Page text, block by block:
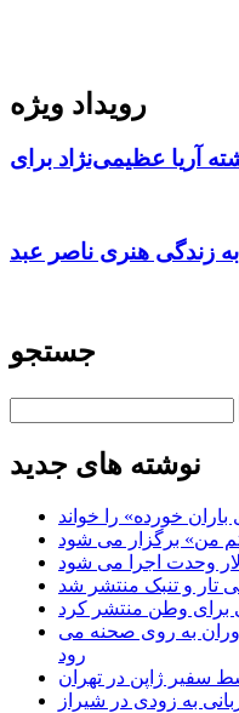
رویداد ویژه
جستجو
نوشته های جدید
خورده» را خواند
من» برگزار می شود
وحدت اجرا می شود
تار و تنبک منتشر شد
برای وطن منتشر کرد
به روی صحنه می
رود
سفیر ژاپن در تهران
به زودی در شیراز